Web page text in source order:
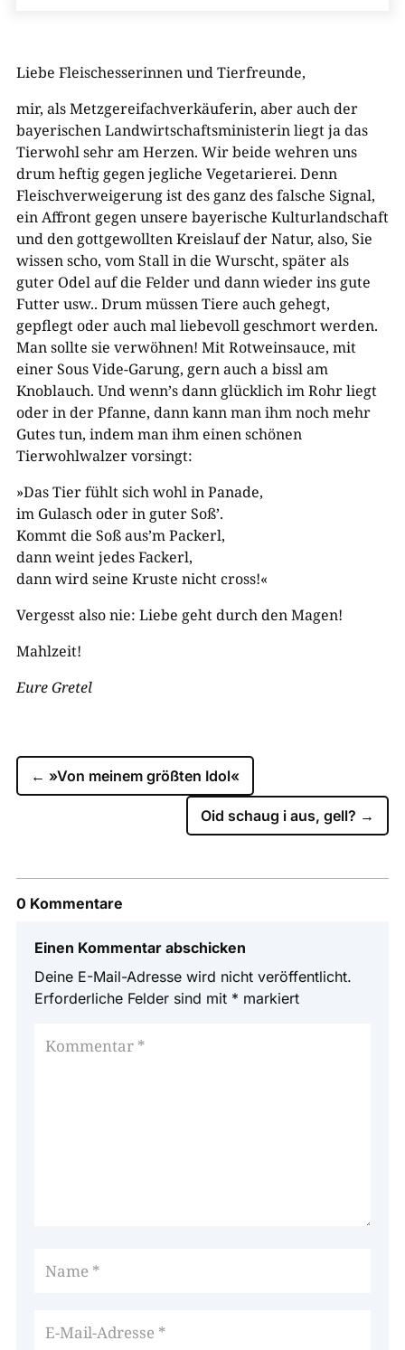
Liebe Fleischesserinnen und Tierfreunde,
mir, als Metzgereifachverkäuferin, aber auch der
bayerischen Landwirtschaftsministerin liegt ja das
Tierwohl sehr am Herzen. Wir beide wehren uns
drum heftig gegen jegliche Vegetarierei. Denn
Fleischverweigerung ist des ganz des falsche Signal,
ein Affront gegen unsere bayerische Kulturlandschaft
und den gottgewollten Kreislauf der Natur, also, Sie
wissen scho, vom Stall in die Wurscht, später als
guter Odel auf die Felder und dann wieder ins gute
Futter usw.. Drum müssen Tiere auch gehegt,
gepflegt oder auch mal liebevoll geschmort werden.
Man sollte sie verwöhnen! Mit Rotweinsauce, mit
einer Sous Vide-Garung, gern auch a bissl am
Knoblauch. Und wennʼs dann glücklich im Rohr liegt
oder in der Pfanne, dann kann man ihm noch mehr
Gutes tun, indem man ihm einen schönen
Tierwohlwalzer vorsingt:
»Das Tier fühlt sich wohl in Panade,
im Gulasch oder in guter Soßʼ.
Kommt die Soß ausʼm Packerl,
dann weint jedes Fackerl,
dann wird seine Kruste nicht cross!«
Vergesst also nie: Liebe geht durch den Magen!
Mahlzeit!
Eure Gretel
← »Von meinem größten Idol«
Oid schaug i aus, gell? →
0 Kommentare
Einen Kommentar abschicken
Deine E-Mail-Adresse wird nicht veröffentlicht.
Erforderliche Felder sind mit * markiert